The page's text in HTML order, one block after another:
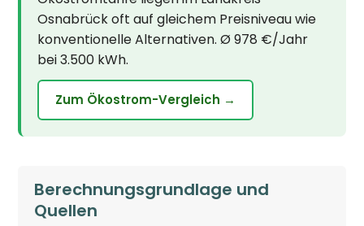
Osnabrück oft auf gleichem Preisniveau wie
konventionelle Alternativen. Ø 978 €/Jahr
bei 3.500 kWh.
Zum Ökostrom-Vergleich →
Berechnungsgrundlage und
Quellen